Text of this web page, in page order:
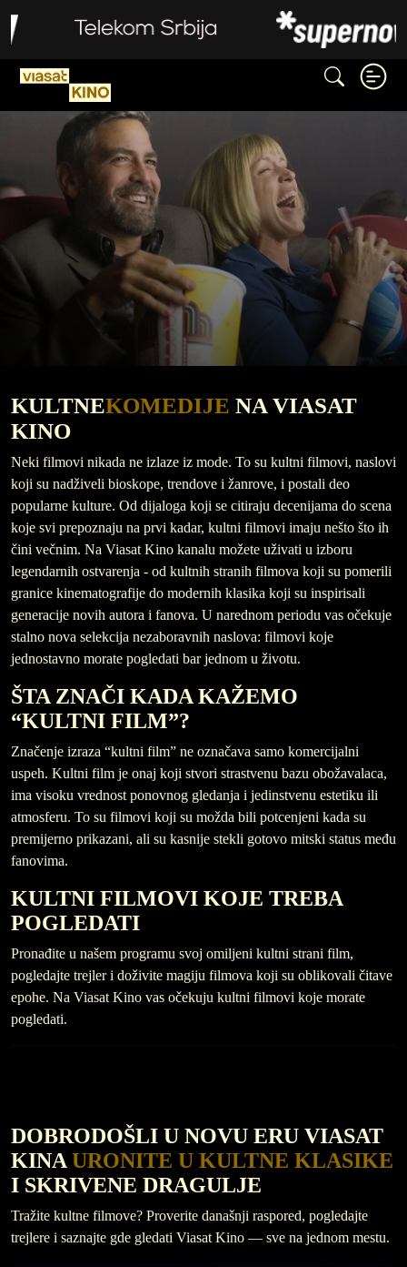
KULTNEKOMEDIJE NA VIASAT
KINO
Neki filmovi nikada ne izlaze iz mode. To su kultni filmovi, naslovi
koji su nadživeli bioskope, trendove i žanrove, i postali deo
popularne kulture. Od dijaloga koji se citiraju decenijama do scena
koje svi prepoznaju na prvi kadar, kultni filmovi imaju nešto što ih
čini večnim. Na Viasat Kino kanalu možete uživati u izboru
legendarnih ostvarenja - od kultnih stranih filmova koji su pomerili
granice kinematografije do modernih klasika koji su inspirisali
generacije novih autora i fanova. U narednom periodu vas očekuje
stalno nova selekcija nezaboravnih naslova: filmovi koje
jednostavno morate pogledati bar jednom u životu.
ŠTA ZNAČI KADA KAŽEMO
“KULTNI FILM”?
Značenje izraza “kultni film” ne označava samo komercijalni
uspeh. Kultni film je onaj koji stvori strastvenu bazu obožavalaca,
ima visoku vrednost ponovnog gledanja i jedinstvenu estetiku ili
atmosferu. To su filmovi koji su možda bili potcenjeni kada su
premijerno prikazani, ali su kasnije stekli gotovo mitski status među
fanovima.
KULTNI FILMOVI KOJE TREBA
POGLEDATI
Pronađite u našem programu svoj omiljeni kultni strani film,
pogledajte trejler i doživite magiju filmova koji su oblikovali čitave
epohe. Na Viasat Kino vas očekuju kultni filmovi koje morate
pogledati.
DOBRODOŠLI U NOVU ERU VIASAT
KINA URONITE U KULTNE KLASIKE
I SKRIVENE DRAGULJE
Tražite kultne filmove? Proverite današnji raspored, pogledajte
trejlere i saznajte gde gledati Viasat Kino — sve na jednom mestu.